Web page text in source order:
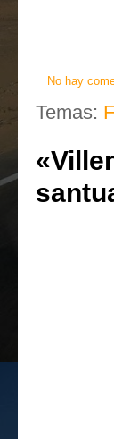
No hay
Temas: